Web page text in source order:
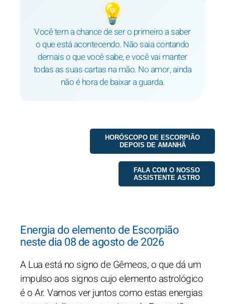
💡
Você tem a chance de ser o primeiro a saber
o que está acontecendo. Não saia contando
demais o que você sabe, e você vai manter
todas as suas cartas na mão. No amor, ainda
não é hora de baixar a guarda.
HORÓSCOPO DE ESCORPIÃO
DEPOIS DE AMANHÃ
FALA COM O NOSSO
ASSISTENTE ASTRO
Energia do elemento de Escorpião
neste dia 08 de agosto de 2026
A Lua está no signo de Gêmeos, o que dá um
impulso aos signos cujo elemento astrológico
é o Ar. Vamos ver juntos como estas energias